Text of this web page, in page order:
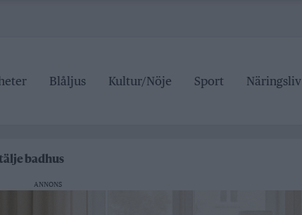
Blåljus Kultur/Nöje Sport Näringsliv
badhus
stängd hela sommaren
ANNONS